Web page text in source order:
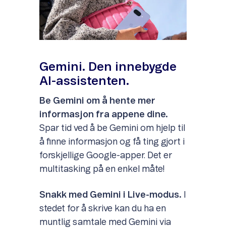
Gemini. Den innebygde
AI-assistenten.
Be Gemini om å hente mer
informasjon fra appene dine.
Spar tid ved å be Gemini om hjelp til
å finne informasjon og få ting gjort i
forskjellige Google-apper. Det er
multitasking på en enkel måte!
Snakk med Gemini i Live-modus.
stedet for å skrive kan du ha en
muntlig samtale med Gemini via